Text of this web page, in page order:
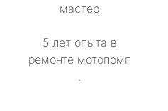
мастер
5 лет опыта в
ремонте мотопомп
.